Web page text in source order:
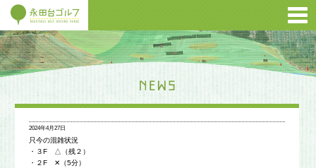
2024年4月27日
只今の混雑状況
・３F △（残２）
・２F ✕（5分）